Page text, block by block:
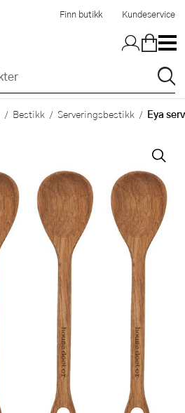
Finn butikk Kundeservice
Bestikk Serveringsbestikk Eya